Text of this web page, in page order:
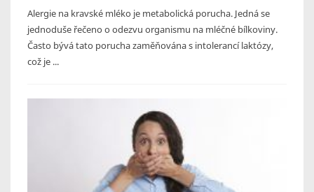
Alergie na kravské mléko je metabolická porucha. Jedná se
jednoduše řečeno o odezvu organismu na mléčné bílkoviny.
Často bývá tato porucha zaměňována s intolerancí laktózy,
což je ...